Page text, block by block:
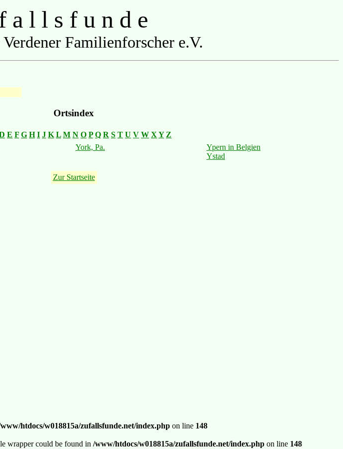
a l l s f u n d e
Familienforscher e.V.
Ortsindex
E F G H I J K L M N O P Q R S T U V W XY Z
York, Pa.
Ypern in Belgien
Ystad
Zur Startseite
htdocs/w018815a/zufallsfunde.net/index.php on line 148
wrapper could be found in /www/htdocs/w018815a/zufallsfunde.net/index.php on line 148